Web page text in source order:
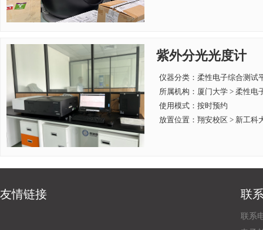
紫外分光光度计
仪器分类：柔性电子综合测试
所属机构： 厦门大学 > 柔性电
使用模式：按时预约
放置位置：翔安校区 > 新工科
友情链接 联
联系